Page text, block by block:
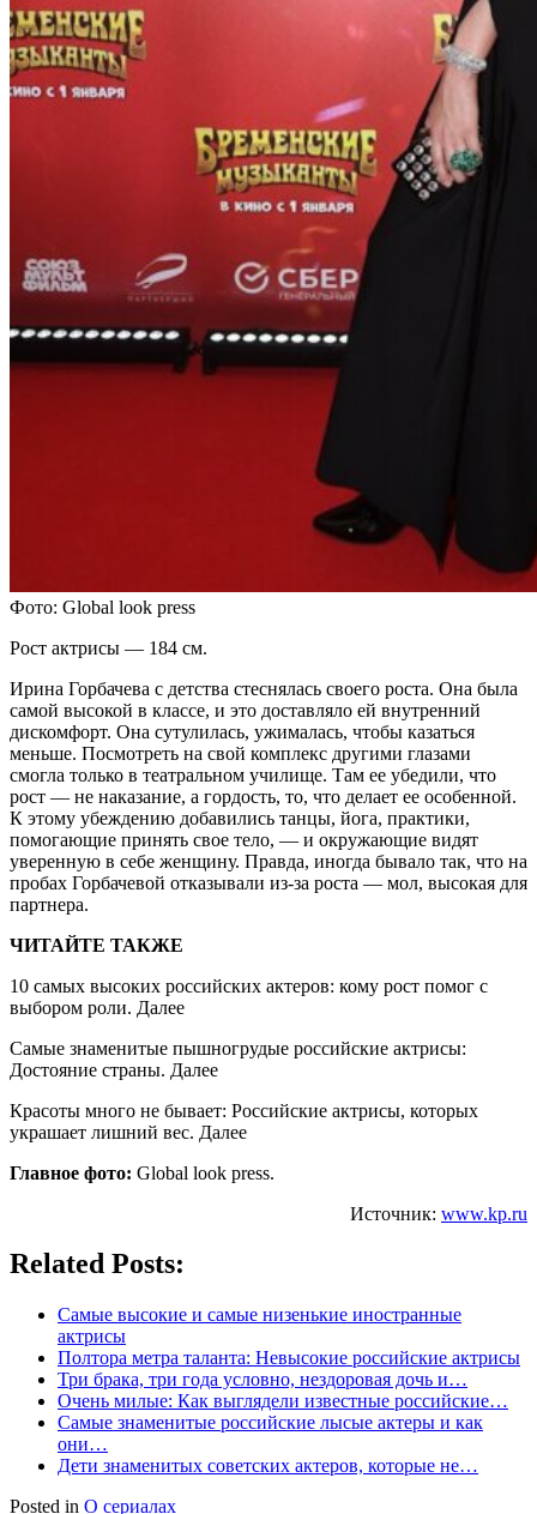
Фото: Global look press
Рост актрисы — 184 см.
Ирина Горбачева с детства стеснялась своего роста. Она была
самой высокой в классе, и это доставляло ей внутренний
дискомфорт. Она сутулилась, ужималась, чтобы казаться
меньше. Посмотреть на свой комплекс другими глазами
смогла только в театральном училище. Там ее убедили, что
рост — не наказание, а гордость, то, что делает ее особенной.
К этому убеждению добавились танцы, йога, практики,
помогающие принять свое тело, — и окружающие видят
уверенную в себе женщину. Правда, иногда бывало так, что на
пробах Горбачевой отказывали из-за роста — мол, высокая для
партнера.
ЧИТАЙТЕ ТАКЖЕ
10 самых высоких российских актеров: кому рост помог с
выбором роли. Далее
Самые знаменитые пышногрудые российские актрисы:
Достояние страны. Далее
Красоты много не бывает: Российские актрисы, которых
украшает лишний вес. Далее
Главное фото: Global look press.
Источник: www.kp.ru
Related Posts:
Самые высокие и самые низенькие иностранные
актрисы
Полтора метра таланта: Невысокие российские актрисы
Три брака, три года условно, нездоровая дочь и…
Очень милые: Как выглядели известные российские…
Самые знаменитые российские лысые актеры и как
они…
Дети знаменитых советских актеров, которые не…
Posted in О сериалах